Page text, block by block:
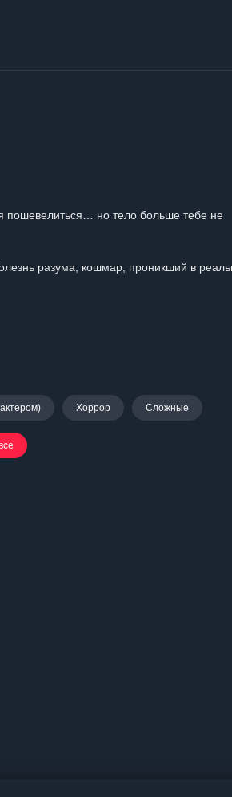
пошевелиться… но тело больше тебе не
разума, кошмар, проникший в
Хоррор Сложные